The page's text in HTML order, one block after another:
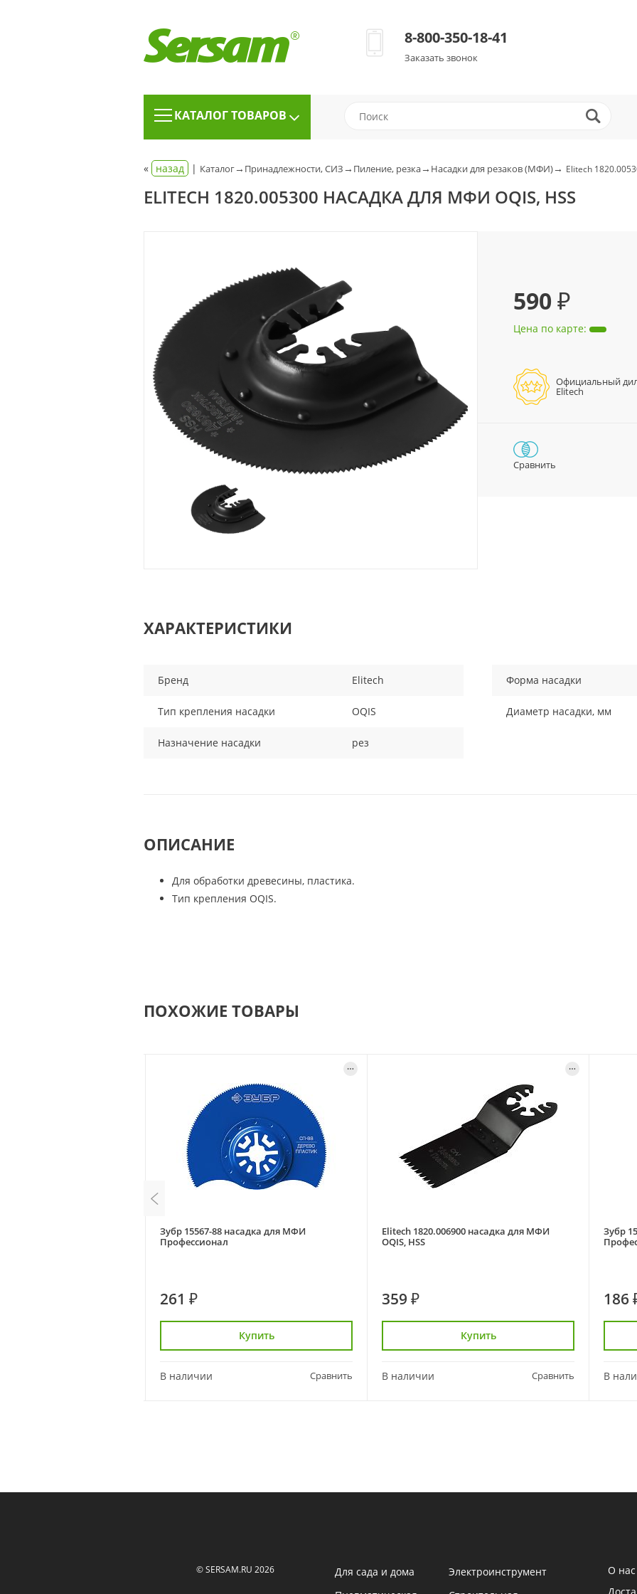
8-800-350-18-41
Заказать звонок
КАТАЛОГ ТОВАРОВ
« назад | Каталог→ Принадлежности, СИЗ→ Пиление, резка→ Насадки для резаков (МФИ)→ Elitech
ELITECH 1820.005300 НАСАДКА ДЛЯ МФИ OQIS, HSS
590 ₽
Цена по карте:
Официальный
Elitech
Сравнить
ХАРАКТЕРИСТИКИ
Бренд Elitech
Тип крепления насадки OQIS
Назначение насадки рез
Форма насадки
Диаметр насадки, мм
ОПИСАНИЕ
Для обработки древесины, пластика.
Тип крепления OQIS.
ПОХОЖИЕ ТОВАРЫ
Зубр 15567-88 насадка для МФИ
Профессионал
261 ₽
Купить
В наличии Сравнить
Elitech 1820.006900 насадка для МФИ
OQIS, HSS
359 ₽
Купить
В наличии Сравнить
Зубр
186
В
© SERSAM.RU 2026 Для сада и дома
Электроинструмент
О нас